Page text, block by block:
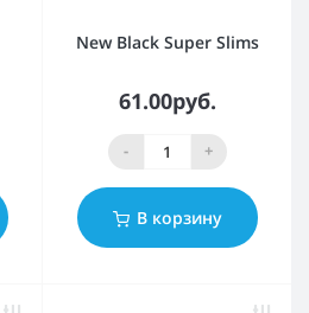
New Black Super Slims
61.00руб.
- +
В корзину